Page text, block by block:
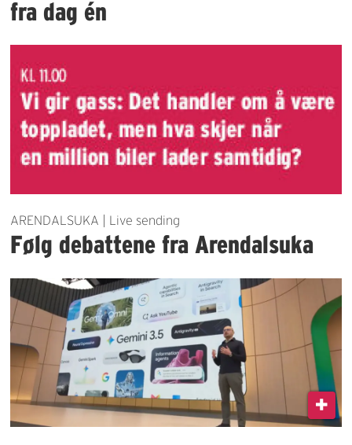
fra dag én
ARENDALSUKA | Live sending
Følg debattene fra Arendalsuka